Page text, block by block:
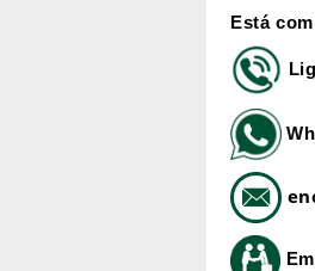
Está